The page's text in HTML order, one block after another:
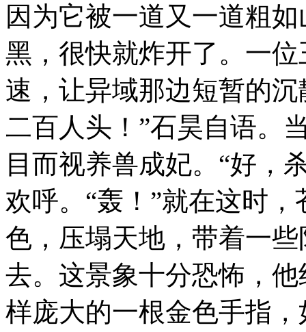
因为它被一道又一道粗
黑，很快就炸开了。一
速，让异域那边短暂的
二百人头！”石昊自语。
目而视养兽成妃。“好，
欢呼。“轰！”就在这时
色，压塌天地，带着一
去。这景象十分恐怖，
样庞大的一根金色手指